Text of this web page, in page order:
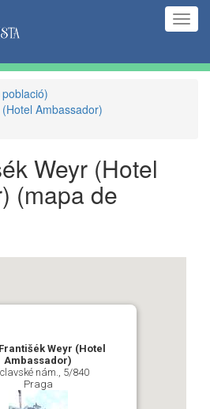
Ambassador)
Weyr (Hotel
(mapa de
Weyr (Hotel
Ambassador)
nám., 5/840
Praga